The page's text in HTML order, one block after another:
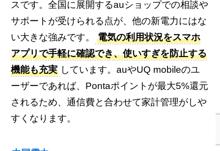
スです。全国に展開するauショップでの相談や
サポートが受けられる点が、他の新電力にはな
い大きな強みです。
電気の利用状況をスマホ
アプリで手軽に確認でき、使いすぎを防止する
機能も充実 しています。auやUQ mobileのユ
ーザーであれば、Pontaポイントが最大5%還元
されるため、通信費と合わせて家計管理がしや
すくなります。